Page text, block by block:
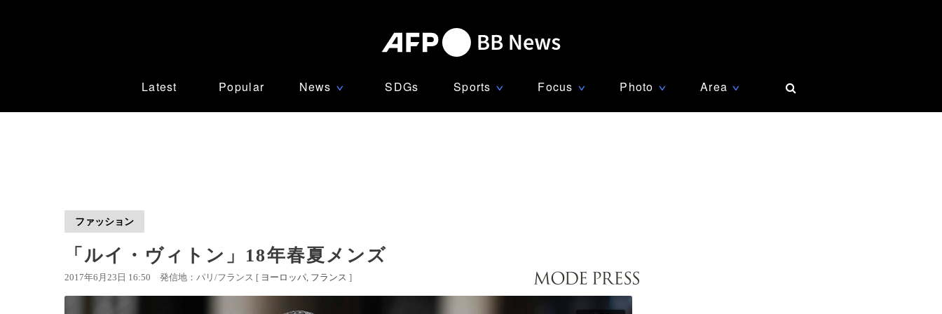
Latest Popular News ∨ SDGs Sports ∨ Focus ∨ Photo ∨ Area ∨
ファッション
「ルイ・ヴィトン」18年春夏メンズ
2017年6月23日 16:50 発信地：パリ/フランス [ ヨーロッパ フランス ]